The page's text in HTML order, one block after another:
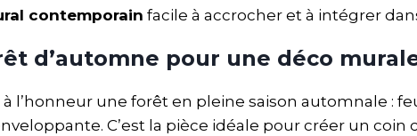
contemporain facile à accrocher et à intégrer
d’automne pour une déco
l’honneur une forêt en pleine saison automnale :
C’est la pièce idéale pour créer un